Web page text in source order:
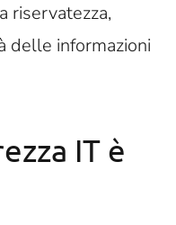
riservatezza,
delle informazioni
IT è